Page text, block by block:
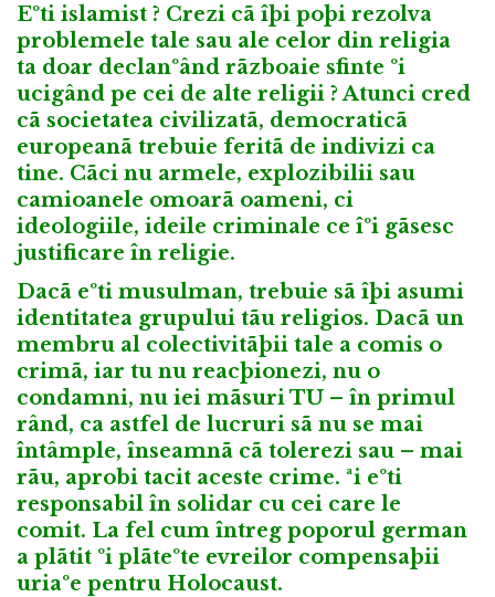
Eºti islamist ? Crezi cã îþi poþi rezolva
problemele tale sau ale celor din religia
ta doar declanºând rãzboaie sfinte ºi
ucigând pe cei de alte religii ? Atunci cred
cã societatea civilizatã, democraticã
europeanã trebuie feritã de indivizi ca
tine. Cãci nu armele, explozibilii sau
camioanele omoarã oameni, ci
ideologiile, ideile criminale ce îºi gãsesc
justificare în religie.
Dacã eºti musulman, trebuie sã îþi asumi
identitatea grupului tãu religios. Dacã un
membru al colectivitãþii tale a comis o
crimã, iar tu nu reacþionezi, nu o
condamni, nu iei mãsuri TU – în primul
rând, ca astfel de lucruri sã nu se mai
întâmple, înseamnã cã tolerezi sau – mai
rãu, aprobi tacit aceste crime. ªi eºti
responsabil în solidar cu cei care le
comit. La fel cum întreg poporul german
a plãtit ºi plãteºte evreilor compensaþii
uriaºe pentru Holocaust.